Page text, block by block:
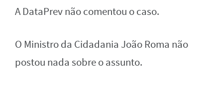
A DataPrev não comentou o caso.
O Ministro da Cidadania João Roma não
postou nada sobre o assunto.